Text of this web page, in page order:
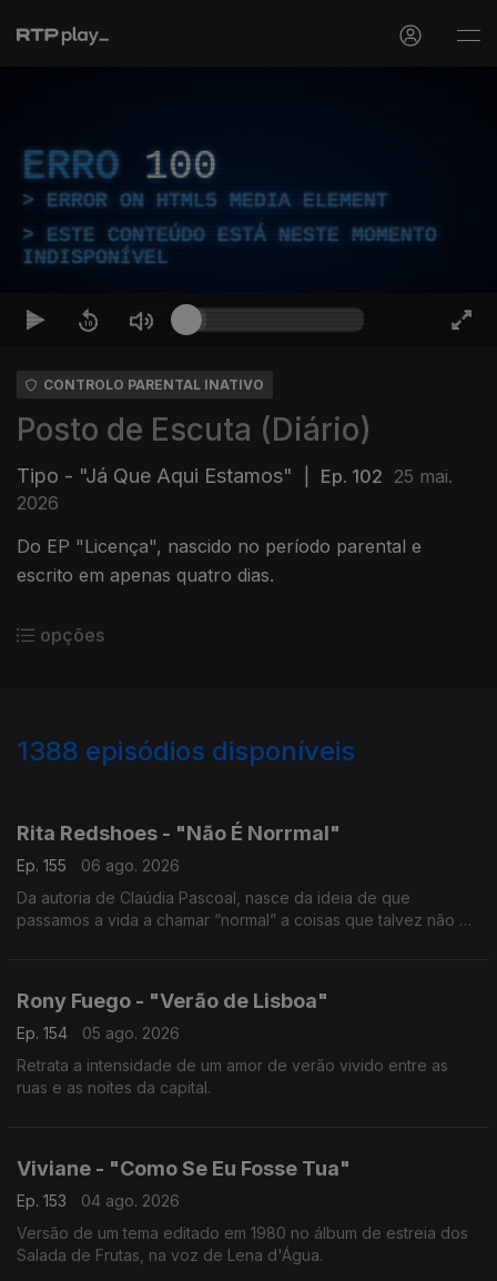
ERRO 100
ERROR ON HTML5 MEDIA ELEMENT
ESTE CONTEÚDO ESTÁ NESTE MOMENTO
INDISPONÍVEL
CONTROLO PARENTAL INATIVO
Posto de Escuta (Diário)
Tipo - "Já Que Aqui Estamos" Ep. 102 25 mai.
2026
Do EP "Licença", nascido no período parental e
escrito em apenas quatro dias.
opções
1388 episódios disponíveis
Rita Redshoes - "Não É Norrmal"
Ep. 155
06 ago. 2026
Da autoria de Claúdia Pascoal, nasce da ideia de que
passamos a vida a chamar “normal” a coisas que talvez não o
Rony Fuego - "Verão de Lisboa"
Ep. 154
05 ago. 2026
Retrata a intensidade de um amor de verão vivido entre as
ruas e as noites da capital.
Viviane - "Como Se Eu Fosse Tua"
Ep. 153
04 ago. 2026
Versão de um tema editado em 1980 no álbum de estreia dos
Salada de Frutas, na voz de Lena d'Água.